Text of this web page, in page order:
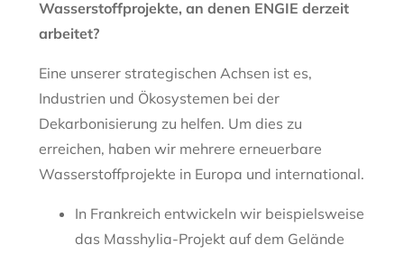
Wasserstoffprojekte, an denen ENGIE derzeit
arbeitet?
Eine unserer strategischen Achsen ist es,
Industrien und Ökosystemen bei der
Dekarbonisierung zu helfen. Um dies zu
erreichen, haben wir mehrere erneuerbare
Wasserstoffprojekte in Europa und international.
In Frankreich entwickeln wir beispielsweise
das Masshylia-Projekt auf dem Gelände